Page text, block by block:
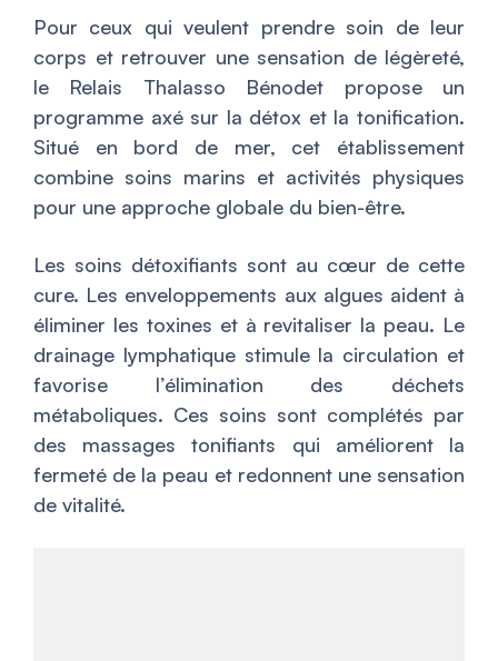
Pour ceux qui veulent prendre soin de leur
corps et retrouver une sensation de légèreté,
le Relais Thalasso Bénodet propose un
programme axé sur la détox et la tonification.
Situé en bord de mer, cet établissement
combine soins marins et activités physiques
pour une approche globale du bien-être.
Les soins détoxifiants sont au cœur de cette
cure. Les enveloppements aux algues aident à
éliminer les toxines et à revitaliser la peau. Le
drainage lymphatique stimule la circulation et
favorise l’élimination des déchets
métaboliques. Ces soins sont complétés par
des massages tonifiants qui améliorent la
fermeté de la peau et redonnent une sensation
de vitalité.